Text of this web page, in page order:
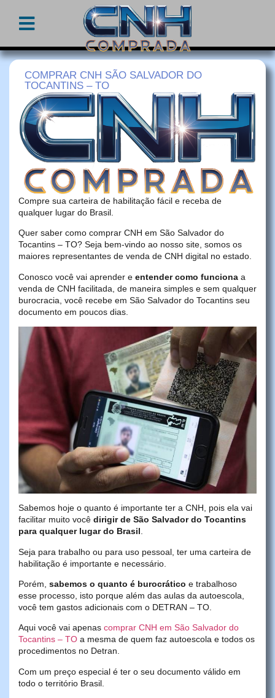
COMPRAR CNH SÃO SALVADOR DO
TOCANTINS – TO
Compre sua carteira de habilitação fácil e receba de
qualquer lugar do Brasil.
Quer saber como comprar CNH em São Salvador do
Tocantins – TO? Seja bem-vindo ao nosso site, somos os
maiores representantes de venda de CNH digital no estado.
Conosco você vai aprender e entender como funciona a
venda de CNH facilitada, de maneira simples e sem qualquer
burocracia, você recebe em São Salvador do Tocantins seu
documento em poucos dias.
Sabemos hoje o quanto é importante ter a CNH, pois ela vai
facilitar muito você dirigir de São Salvador do Tocantins
para qualquer lugar do Brasil.
Seja para trabalho ou para uso pessoal, ter uma carteira de
habilitação é importante e necessário.
Porém, sabemos o quanto é burocrático e trabalhoso
esse processo, isto porque além das aulas da autoescola,
você tem gastos adicionais com o DETRAN – TO.
Aqui você vai apenas comprar CNH em São Salvador do
Tocantins – TO a mesma de quem faz autoescola e todos os
procedimentos no Detran.
Com um preço especial é ter o seu documento válido em
todo o território Brasil.